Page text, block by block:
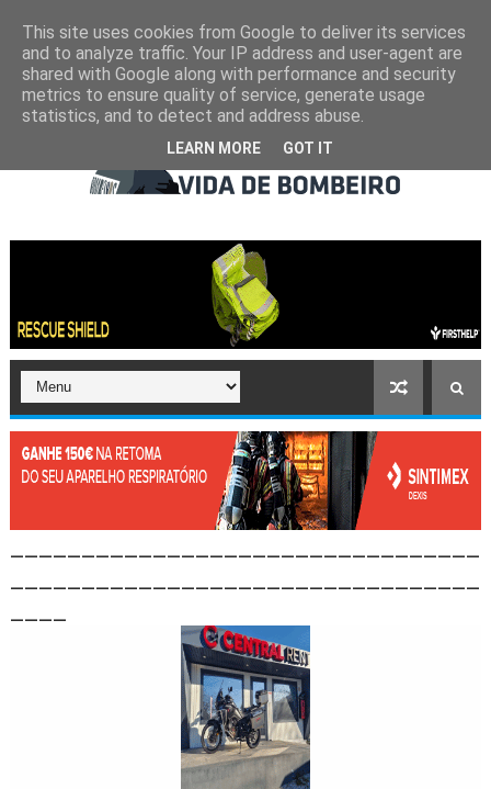
This site uses cookies from Google to deliver its services
and to analyze traffic. Your IP address and user-agent are
shared with Google along with performance and security
metrics to ensure quality of service, generate usage
statistics, and to detect and address abuse.
LEARN MORE GOT IT